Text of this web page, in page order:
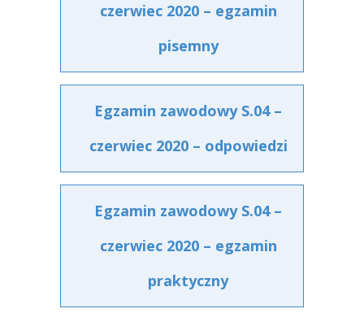
czerwiec 2020 – egzamin
pisemny
Egzamin zawodowy S.04 –
czerwiec 2020 – odpowiedzi
Egzamin zawodowy S.04 –
czerwiec 2020 – egzamin
praktyczny